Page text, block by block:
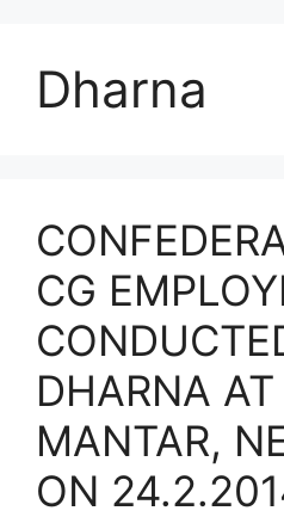
Dharna
CG
DHARNA
MANTAR,
ON